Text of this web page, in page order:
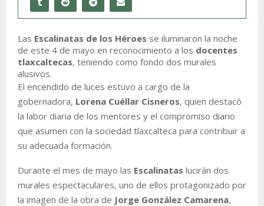
Las Escalinatas de los Héroes se iluminaron la noche
de este 4 de mayo en reconocimiento a los docentes
tlaxcaltecas, teniendo como fondo dos murales
alusivos.
El encendido de luces estuvo a cargo de la
gobernadora, Lorena Cuéllar Cisneros, quien destacó
la labor diaria de los mentores y el compromiso diario
que asumen con la sociedad tlaxcalteca para contribuir a
su adecuada formación.
Durante el mes de mayo las Escalinatas lucirán dos
murales espectaculares, uno de ellos protagonizado por
la imagen de la obra de Jorge González Camarena,